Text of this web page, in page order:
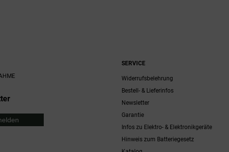
SERVICE
Widerrufsbelehrung
Bestell- & Lieferinfos
Newsletter
Garantie
Infos zu Elektro- & Elektronikgeräte
Hinweis zum Batteriegesetz